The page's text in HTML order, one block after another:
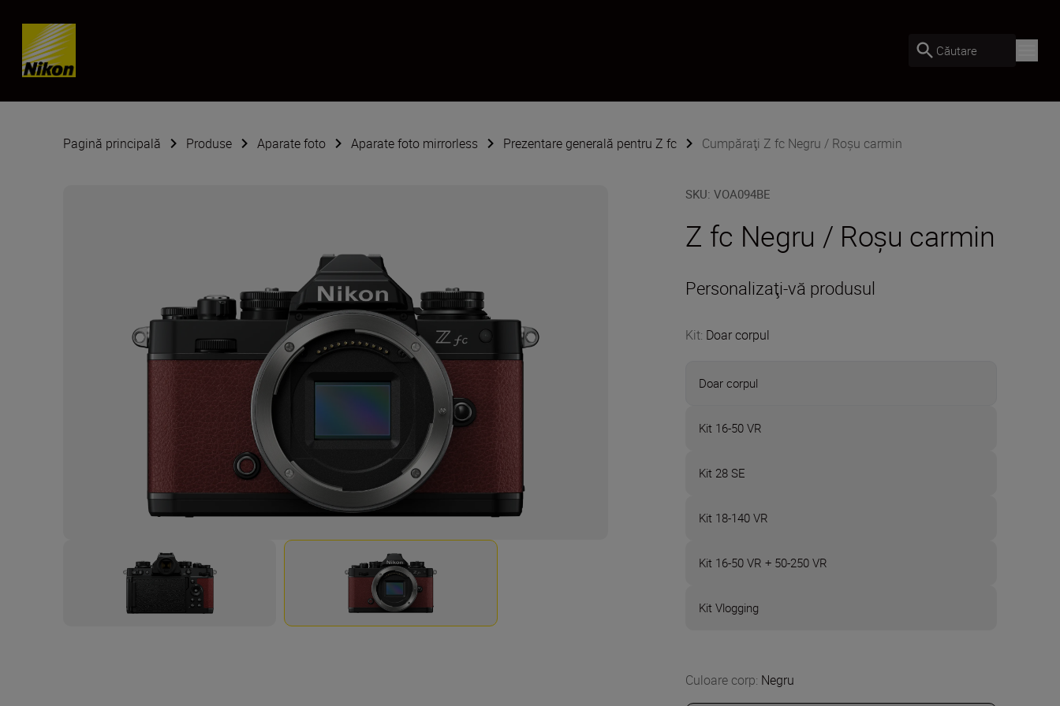
Skip content
Căutare
Pagină principală Produse Aparate foto Aparate foto mirrorless Prezentare generală pentru Z fc Cumpăraţi Z fc Negru / Roșu carmin
SKU:VOA094BE
Z fc Negru / Roșu carmin
Personalizaţi-vă produsul
Kit: Doar corpul
Doar corpul
Kit 16-50 VR
Kit 28 SE
Kit 18-140 VR
Kit 16-50 VR + 50-250 VR
Kit Vlogging
Culoare corp: Negru